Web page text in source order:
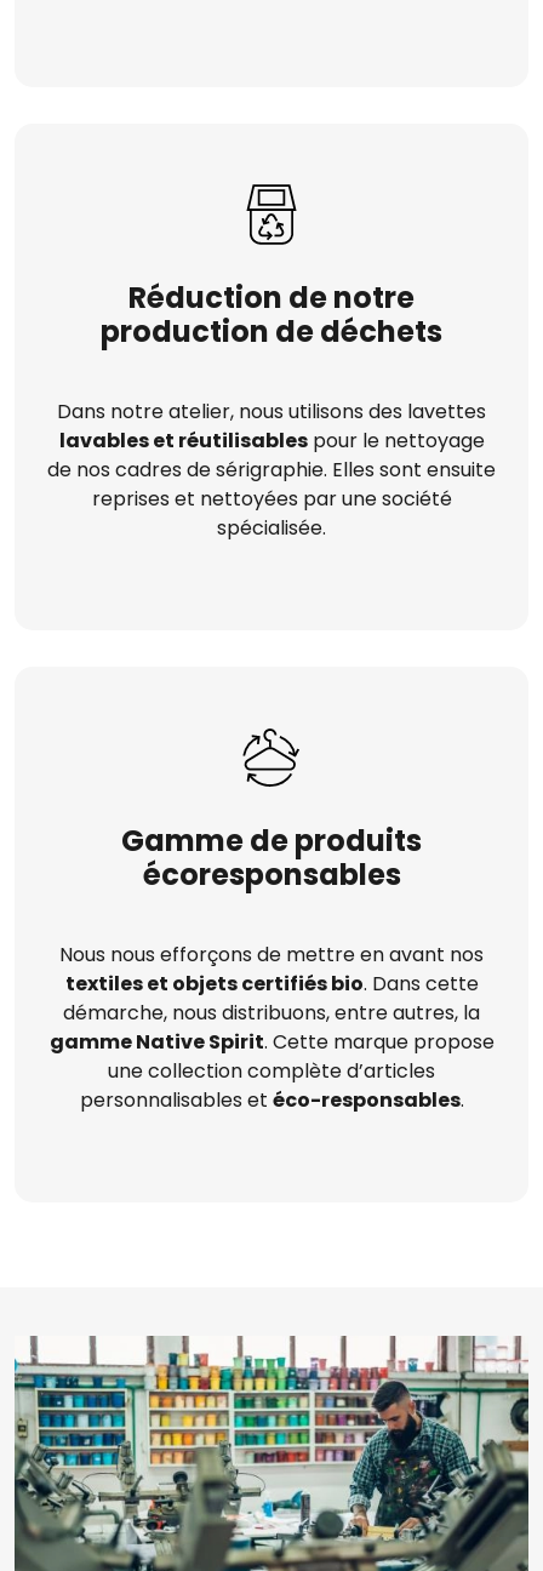
Réduction de notre
production de déchets
Dans notre atelier, nous utilisons des lavettes
lavables et réutilisablespour le nettoyage
de nos cadres de sérigraphie. Elles sont ensuite
reprises et nettoyées par une société
spécialisée.
Gamme de produits
écoresponsables
Nous nous efforçons de mettre en avant nos
textiles et objets certifiés bio. Dans cette
démarche, nous distribuons, entre autres, la
gamme Native Spirit. Cette marque propose
une collection complète d’articles
personnalisables et éco-responsables.
Image